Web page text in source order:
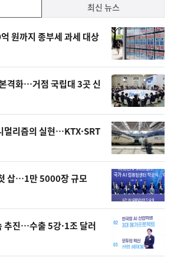
최신 뉴스
원까지 종부세 과세 대상
격화…거점 국립대 3곳 신
멀리즘의 실현…KTX·SRT
삽…1만 5000장 규모
추진…수출 5강·1조 달러